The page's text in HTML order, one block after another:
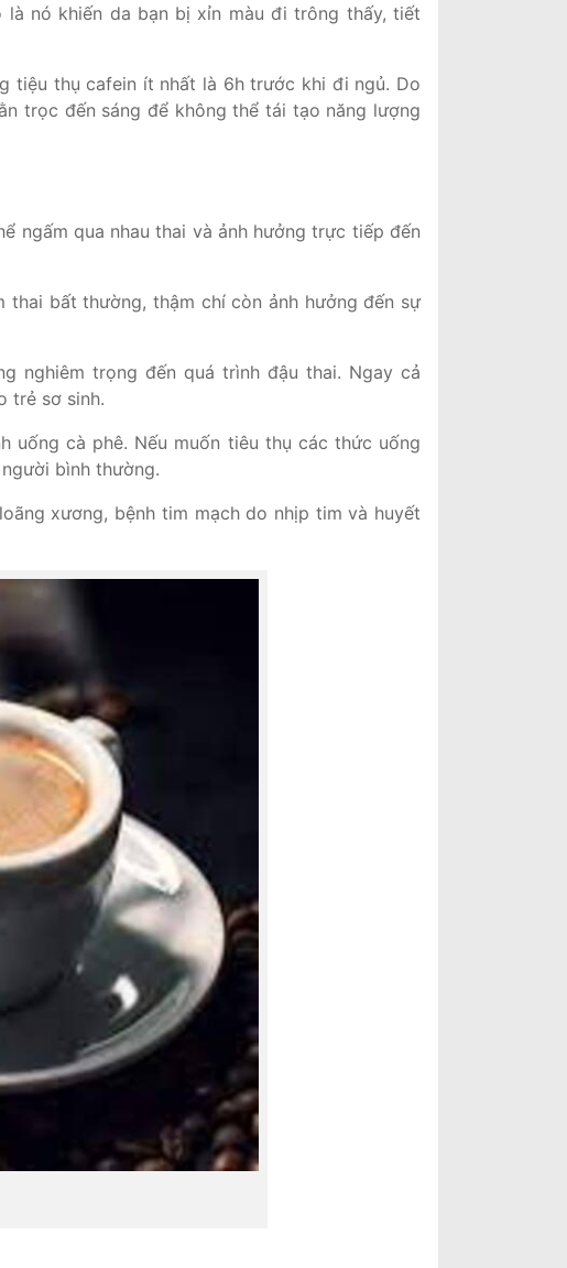
là nó khiến da bạn bị xỉn màu đi trông thấy, tiết
tiệu thụ cafein ít nhất là 6h trước khi đi ngủ. Do
trọc đến sáng để không thể tái tạo năng lượng
ngấm qua nhau thai và ảnh hưởng trực tiếp đến
thai bất thường, thậm chí còn ảnh hưởng đến sự
nghiêm trọng đến quá trình đậu thai. Ngay cả
trẻ sơ sinh.
uống cà phê. Nếu muốn tiêu thụ các thức uống
bình thường.
xương, bệnh tim mạch do nhịp tim và huyết